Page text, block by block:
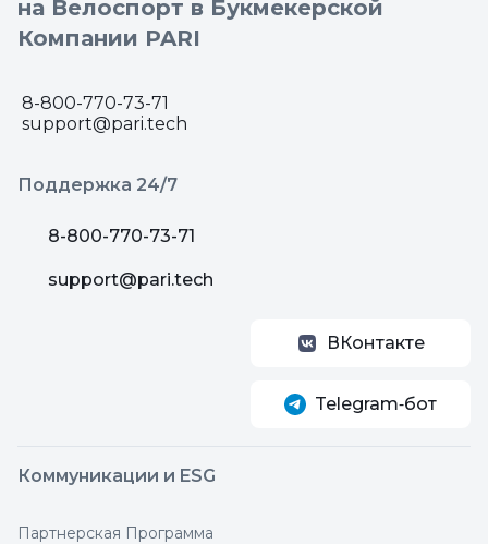
на Велоспорт в Букмекерской
Компании PARI
8-800-770-73-71
support@pari.tech
Поддержка 24/7
8-800-770-73-71
support@pari.tech
ВКонтакте
Telegram‑бот
Коммуникации и ESG
Партнерская Программа